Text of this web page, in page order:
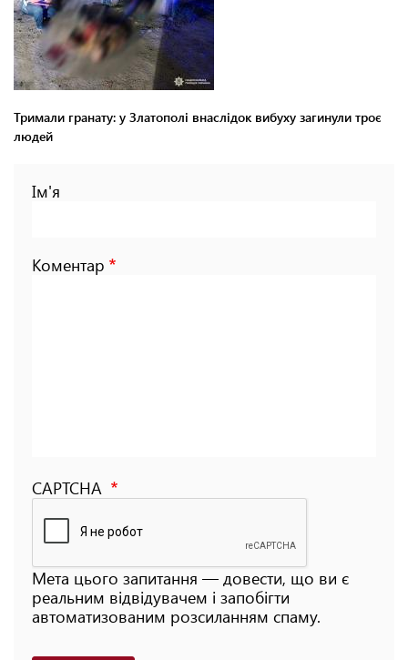
Тримали гранату: у Златополі внаслідок вибуху загинули троє
людей
Ім'я
Коментар
CAPTCHA
Мета цього запитання — довести, що ви є
реальним відвідувачем і запобігти
автоматизованим розсиланням спаму.